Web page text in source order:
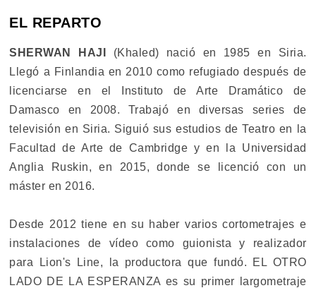
EL REPARTO
SHERWAN HAJI
(Khaled) nació en 1985 en Siria.
Llegó a Finlandia en 2010 como refugiado después de
licenciarse en el Instituto de Arte Dramático de
Damasco en 2008. Trabajó en diversas series de
televisión en Siria. Siguió sus estudios de Teatro en la
Facultad de Arte de Cambridge y en la Universidad
Anglia Ruskin, en 2015, donde se licenció con un
máster en 2016.
Desde 2012 tiene en su haber varios cortometrajes e
instalaciones de vídeo como guionista y realizador
para Lion's Line, la productora que fundó. EL OTRO
LADO DE LA ESPERANZA es su primer largometraje